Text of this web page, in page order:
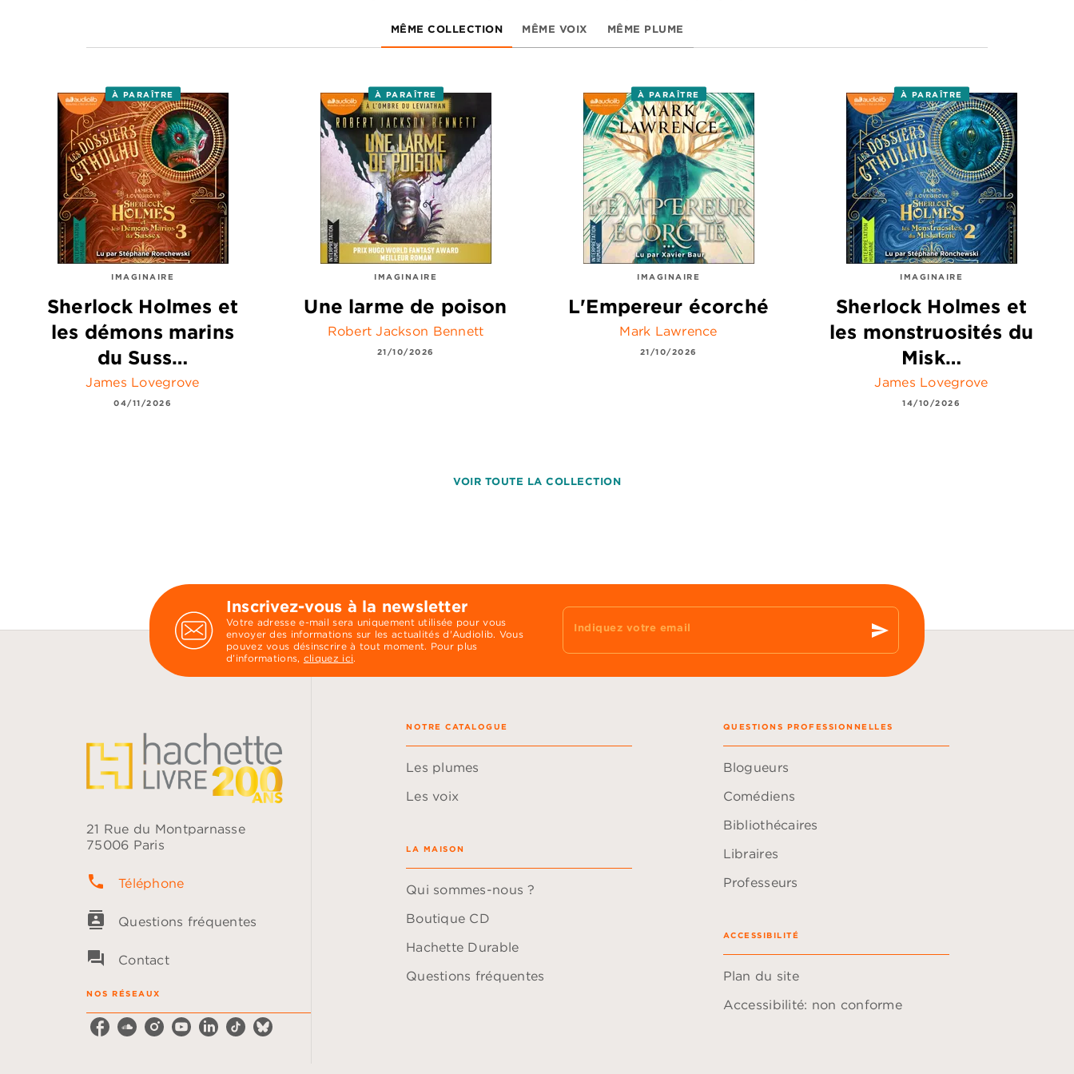
MÊME COLLECTION MÊME VOIX MÊME PLUME
À PARAÎTRE
IMAGINAIRE
Sherlock Holmes et
les démons marins
du Suss…
James Lovegrove
04/11/2026
À PARAÎTRE
IMAGINAIRE
Une larme de poison
Robert Jackson Bennett
21/10/2026
À PARAÎTRE
IMAGINAIRE
L'Empereur écorché
Mark Lawrence
21/10/2026
À PARAÎTRE
IMAGINAIRE
Sherlock Holmes et
les monstruosités du
Misk…
James Lovegrove
14/10/2026
VOIR TOUTE LA COLLECTION
Inscrivez-vous à la newsletter
Votre adresse e-mail sera uniquement utilisée pour vous
envoyer des informations sur les actualités d'Audiolib. Vous
pouvez vous désinscrire à tout moment. Pour plus
d’informations, cliquez ici.
Indiquez votre email send
21 Rue du Montparnasse
75006 Paris
phone Téléphone
contacts Questions fréquentes
question_answer Contact
NOS RÉSEAUX
NOTRE CATALOGUE
Les plumes
Les voix
LA MAISON
Qui sommes-nous ?
Boutique CD
Hachette Durable
Questions fréquentes
QUESTIONS PROFESSIONNELLES
Blogueurs
Comédiens
Bibliothécaires
Libraires
Professeurs
ACCESSIBILITÉ
Plan du site
Accessibilité: non conforme